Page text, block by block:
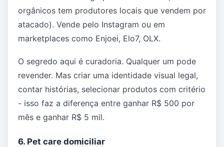
orgânicos tem produtores locais que vendem por
atacado). Vende pelo Instagram ou em
marketplaces como Enjoei, Elo7, OLX.
O segredo aqui é curadoria. Qualquer um pode
revender. Mas criar uma identidade visual legal,
contar histórias, selecionar produtos com critério
- isso faz a diferença entre ganhar R$ 500 por
mês e ganhar R$ 5 mil.
6. Pet care domiciliar